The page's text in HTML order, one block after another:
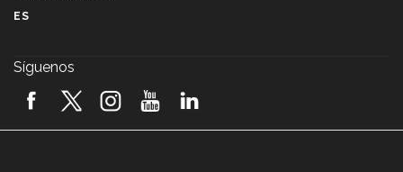
2026! (video)
ES
Síguenos